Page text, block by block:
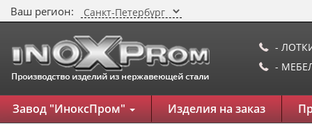
Ваш регион:
-
-
Завод "ИноксПром" Изделия на заказ